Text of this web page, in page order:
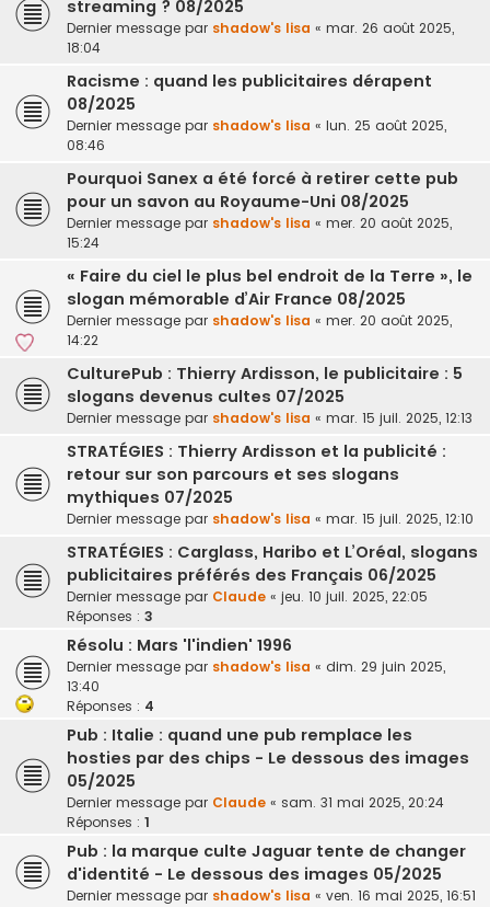
streaming ? 08/2025
Dernier message par shadow's lisa « mar. 26 août 2025,
18:04
Racisme : quand les publicitaires dérapent
08/2025
Dernier message par shadow's lisa « lun. 25 août 2025,
08:46
Pourquoi Sanex a été forcé à retirer cette pub
pour un savon au Royaume-Uni 08/2025
Dernier message par shadow's lisa « mer. 20 août 2025,
15:24
« Faire du ciel le plus bel endroit de la Terre », le
slogan mémorable d’Air France 08/2025
Dernier message par shadow's lisa « mer. 20 août 2025,
14:22
CulturePub : Thierry Ardisson, le publicitaire : 5
slogans devenus cultes 07/2025
Dernier message par shadow's lisa « mar. 15 juil. 2025, 12:13
STRATÉGIES : Thierry Ardisson et la publicité :
retour sur son parcours et ses slogans
mythiques 07/2025
Dernier message par shadow's lisa « mar. 15 juil. 2025, 12:10
STRATÉGIES : Carglass, Haribo et L’Oréal, slogans
publicitaires préférés des Français 06/2025
Dernier message par Claude « jeu. 10 juil. 2025, 22:05
Réponses : 3
Résolu : Mars 'l'indien' 1996
Dernier message par shadow's lisa « dim. 29 juin 2025,
13:40
Réponses : 4
Pub : Italie : quand une pub remplace les
hosties par des chips - Le dessous des images
05/2025
Dernier message par Claude « sam. 31 mai 2025, 20:24
Réponses : 1
Pub : la marque culte Jaguar tente de changer
d'identité - Le dessous des images 05/2025
Dernier message par shadow's lisa « ven. 16 mai 2025, 16:51